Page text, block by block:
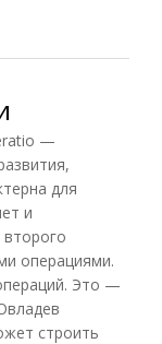
—
для
и
операциями.
Это —
строить